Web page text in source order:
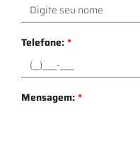
Telefone:*
Mensagem:*